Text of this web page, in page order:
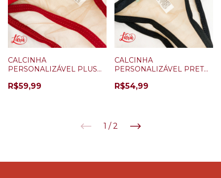
CALCINHA
PERSONALIZÁVEL PLUS
+ 5 LETRAS (BRILHA NO
R$59,99
CALCINHA
PERSONALIZÁVEL PRETO
(BRILHA NO ESCURO)
R$54,99
1 / 2